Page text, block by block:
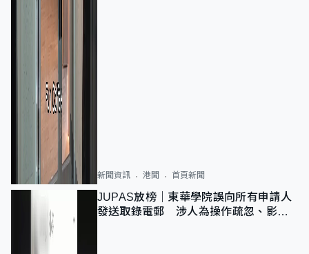
新聞資訊 港聞 首頁新聞
JUPAS放榜｜東華學院誤向所有申請人
發送取錄電郵 涉人為操作疏忽、影響